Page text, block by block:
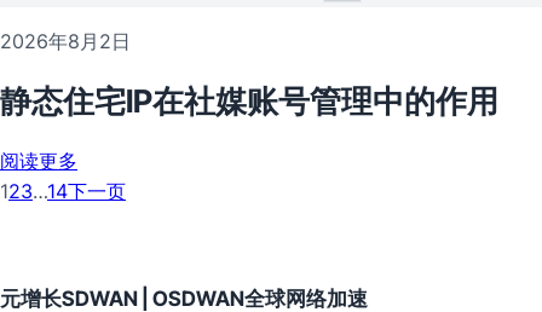
2026年8月2日
静态住宅IP在社媒账号管理中的作用
阅读更多
123…14下一页
元增长SDWAN | OSDWAN全球网络加速